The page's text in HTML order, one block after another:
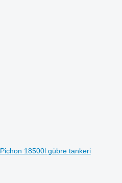
Pichon 18500l gübre tankeri